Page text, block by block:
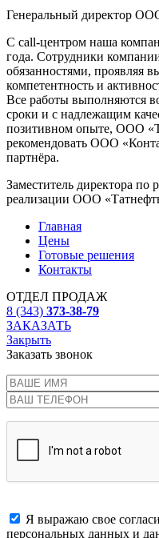
Генеральный директор
С call-центром наша
года. Сотрудники
обязанностями, проявляя
компетентность и
Все работы выполняются
сроки и с надлежащим
позитивном опыте, ООО
рекомендовать ООО
партнёра.
Заместитель директора по
реализации ООО
Главная
Цены
Готовые решения
Контакты
ОТДЕЛ ПРОДАЖ
8 (343) 373-38-79
ЗАКАЗАТЬ
Закрыть
Заказать звонок
Я выражаю свое
персональных данных и